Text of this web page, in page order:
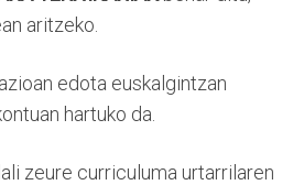
aritzeko.
edota euskalgintzan
hartuko da.
zeure curriculuma urtarrilaren